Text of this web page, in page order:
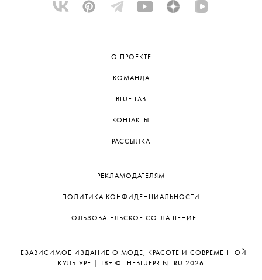
О ПРОЕКТЕ
КОМАНДА
BLUE LAB
КОНТАКТЫ
РАССЫЛКА
РЕКЛАМОДАТЕЛЯМ
ПОЛИТИКА КОНФИДЕНЦИАЛЬНОСТИ
ПОЛЬЗОВАТЕЛЬСКОЕ СОГЛАШЕНИЕ
НЕЗАВИСИМОЕ ИЗДАНИЕ О МОДЕ, КРАСОТЕ И СОВРЕМЕННОЙ
КУЛЬТУРЕ | 18+ © THEBLUEPRINT.RU 2026